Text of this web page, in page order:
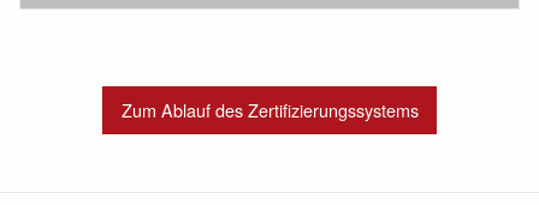
Zum Ablauf des Zertifizierungssystems